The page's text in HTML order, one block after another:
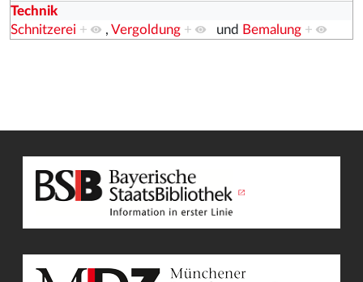
Technik
Schnitzerei + , Vergoldung + und Bemalung +